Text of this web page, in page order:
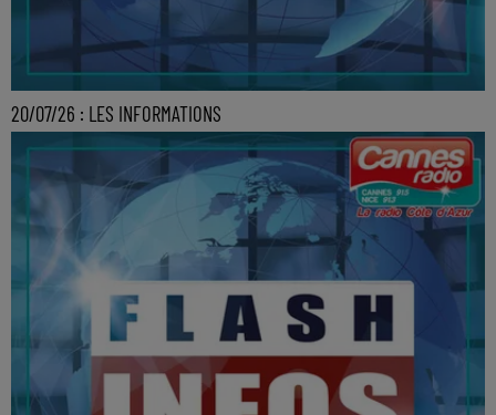
20/07/26 : LES INFORMATIONS